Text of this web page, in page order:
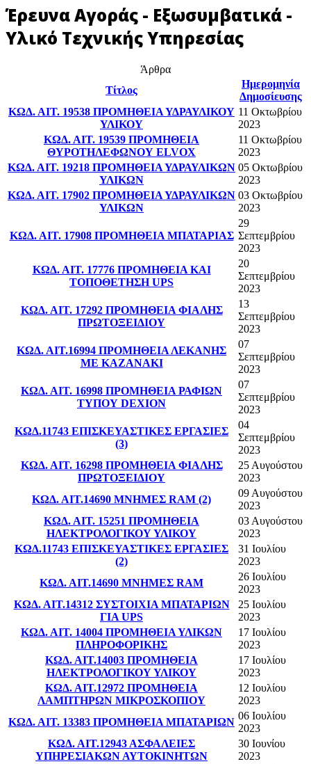
Έρευνα Αγοράς - Εξωσυμβατικά -
Υλικό Τεχνικής Υπηρεσίας
Άρθρα
Τίτλος
Ημερομηνία
Δημοσίευσης
ΚΩΔ. ΑΙΤ. 19538 ΠΡΟΜΗΘΕΙΑ ΥΔΡΑΥΛΙΚΟΥ
ΥΛΙΚΟΥ
11 Οκτωβρίου
2023
ΚΩΔ. ΑΙΤ. 19539 ΠΡΟΜΗΘΕΙΑ
ΘΥΡΟΤΗΛΕΦΩΝΟΥ ELVOX
11 Οκτωβρίου
2023
ΚΩΔ. ΑΙΤ. 19218 ΠΡΟΜΗΘΕΙΑ ΥΔΡΑΥΛΙΚΩΝ
ΥΛΙΚΩΝ
05 Οκτωβρίου
2023
ΚΩΔ. ΑΙΤ. 17902 ΠΡΟΜΗΘΕΙΑ ΥΔΡΑΥΛΙΚΩΝ
ΥΛΙΚΩΝ
03 Οκτωβρίου
2023
ΚΩΔ. ΑΙΤ. 17908 ΠΡΟΜΗΘΕΙΑ ΜΠΑΤΑΡΙΑΣ
29
Σεπτεμβρίου
2023
ΚΩΔ. ΑΙΤ. 17776 ΠΡΟΜΗΘΕΙΑ ΚΑΙ
ΤΟΠΟΘΕΤΗΣΗ UPS
20
Σεπτεμβρίου
2023
ΚΩΔ. ΑΙΤ. 17292 ΠΡΟΜΗΘΕΙΑ ΦΙΑΛΗΣ
ΠΡΩΤΟΞΕΙΔΙΟΥ
13
Σεπτεμβρίου
2023
ΚΩΔ. ΑΙΤ.16994 ΠΡΟΜΗΘΕΙΑ ΛΕΚΑΝΗΣ
ΜΕ ΚΑΖΑΝΑΚΙ
07
Σεπτεμβρίου
2023
ΚΩΔ. ΑΙΤ. 16998 ΠΡΟΜΗΘΕΙΑ ΡΑΦΙΩΝ
ΤΥΠΟΥ DEXION
07
Σεπτεμβρίου
2023
ΚΩΔ.11743 ΕΠΙΣΚΕΥΑΣΤΙΚΕΣ ΕΡΓΑΣΙΕΣ
(3)
04
Σεπτεμβρίου
2023
ΚΩΔ. ΑΙΤ. 16298 ΠΡΟΜΗΘΕΙΑ ΦΙΑΛΗΣ
ΠΡΩΤΟΞΕΙΔΙΟΥ
25 Αυγούστου
2023
ΚΩΔ. ΑΙΤ.14690 ΜΝΗΜΕΣ RAM (2)
09 Αυγούστου
2023
ΚΩΔ. ΑΙΤ. 15251 ΠΡΟΜΗΘΕΙΑ
ΗΛΕΚΤΡΟΛΟΓΙΚΟΥ ΥΛΙΚΟΥ
03 Αυγούστου
2023
ΚΩΔ.11743 ΕΠΙΣΚΕΥΑΣΤΙΚΕΣ ΕΡΓΑΣΙΕΣ
(2)
31 Ιουλίου
2023
ΚΩΔ. ΑΙΤ.14690 ΜΝΗΜΕΣ RAM
26 Ιουλίου
2023
ΚΩΔ. ΑΙΤ.14312 ΣΥΣΤΟΙΧΙΑ ΜΠΑΤΑΡΙΩΝ
ΓΙΑ UPS
25 Ιουλίου
2023
ΚΩΔ. ΑΙΤ. 14004 ΠΡΟΜΗΘΕΙΑ ΥΛΙΚΩΝ
ΠΛΗΡΟΦΟΡΙΚΗΣ
17 Ιουλίου
2023
ΚΩΔ. ΑΙΤ.14003 ΠΡΟΜΗΘΕΙΑ
ΗΛΕΚΤΡΟΛΟΓΙΚΟΥ ΥΛΙΚΟΥ
17 Ιουλίου
2023
ΚΩΔ. ΑΙΤ.12972 ΠΡΟΜΗΘΕΙΑ
ΛΑΜΠΤΗΡΩΝ ΜΙΚΡΟΣΚΟΠΙΟΥ
12 Ιουλίου
2023
ΚΩΔ. ΑΙΤ. 13383 ΠΡΟΜΗΘΕΙΑ ΜΠΑΤΑΡΙΩΝ
06 Ιουλίου
2023
ΚΩΔ. ΑΙΤ.12943 ΑΣΦΑΛΕΙΕΣ
ΥΠΗΡΕΣΙΑΚΩΝ ΑΥΤΟΚΙΝΗΤΩΝ
30 Ιουνίου
2023